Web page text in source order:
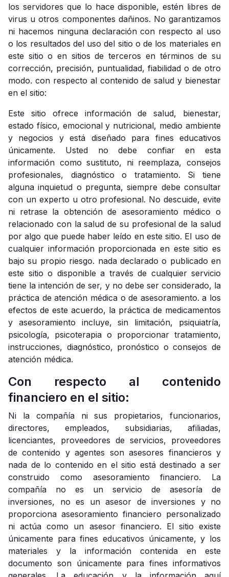
los servidores que lo hace disponible, estén libres de
virus u otros componentes dañinos. No garantizamos
ni hacemos ninguna declaración con respecto al uso
o los resultados del uso del sitio o de los materiales en
este sitio o en sitios de terceros en términos de su
corrección, precisión, puntualidad, fiabilidad o de otro
modo. con respecto al contenido de salud y bienestar
en el sitio:
Este sitio ofrece información de salud, bienestar,
estado físico, emocional y nutricional, medio ambiente
y negocios y está diseñado para fines educativos
únicamente. Usted no debe confiar en esta
información como sustituto, ni reemplaza, consejos
profesionales, diagnóstico o tratamiento. Si tiene
alguna inquietud o pregunta, siempre debe consultar
con un experto u otro profesional. No descuide, evite
ni retrase la obtención de asesoramiento médico o
relacionado con la salud de su profesional de la salud
por algo que puede haber leído en este sitio. El uso de
cualquier información proporcionada en este sitio es
bajo su propio riesgo. nada declarado o publicado en
este sitio o disponible a través de cualquier servicio
tiene la intención de ser, y no debe ser considerado, la
práctica de atención médica o de asesoramiento. a los
efectos de este acuerdo, la práctica de medicamentos
y asesoramiento incluye, sin limitación, psiquiatría,
psicología, psicoterapia o proporcionar tratamiento,
instrucciones, diagnóstico, pronóstico o consejos de
atención médica.
Con respecto al contenido
financiero en el sitio:
Ni la ​​compañía ni sus propietarios, funcionarios,
directores, empleados, subsidiarias, afiliadas,
licenciantes, proveedores de servicios, proveedores
de contenido y agentes son asesores financieros y
nada de lo contenido en el sitio está destinado a ser
construido como asesoramiento financiero. La
compañía no es un servicio de asesoría de
inversiones, no es un asesor de inversiones y no
proporciona asesoramiento financiero personalizado
ni actúa como un asesor financiero. El sitio existe
únicamente para fines educativos únicamente, y los
materiales y la información contenida en este
documento son únicamente para fines informativos